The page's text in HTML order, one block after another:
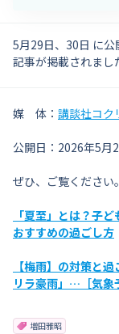
5月29日、30日 に
記事が掲載されまし
媒 体： 講談社コク
公開日：2026年5月
ぜひ、ご覧ください。
「夏至」とは？子
おすすめの過ごし方
【梅雨】の対策と
リラ豪雨」…［気象
増田雅昭